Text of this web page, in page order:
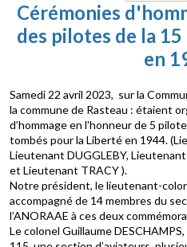
Cérémonies
des pilotes de la
en
Samedi 22 avril 2023, sur la
la commune de Rasteau : étaient
d’hommage en l'honneur de 5
tombés pour la Liberté en 1944.
Lieutenant DUGGLEBY,
et Lieutenant TRACY ).
Notre président, le lieutenant-
accompagné de 14 membres du
l’ANORAAE à ces deux
Le colonel Guillaume